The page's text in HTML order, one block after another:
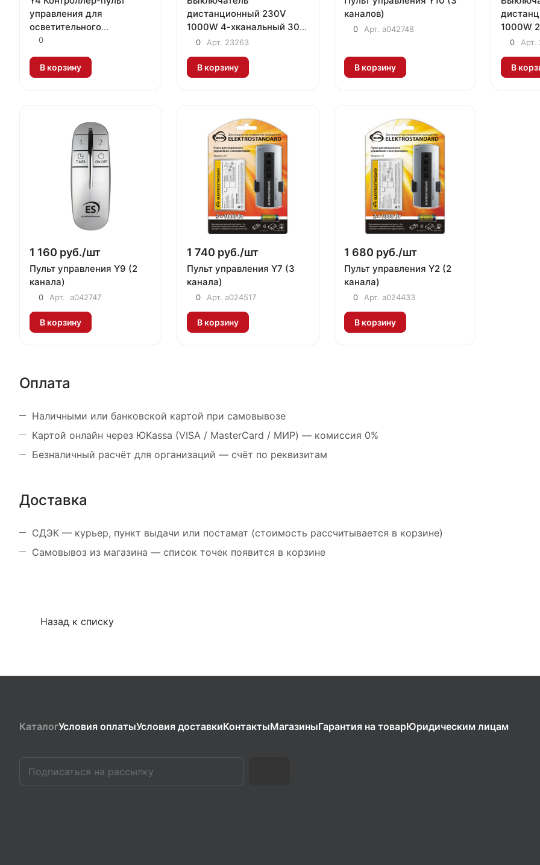
управления для
осветительного
оборудования 4 канала
0
В корзину
дистанционный 230V
1000W 4-хканальный 30м
с пультом управления,
0 Арт. 23263
В корзину
каналов)
0 Арт. a042748
В корзину
1000W
с0 Арт.
В
1 160 руб./шт
Пульт управления Y9 (2
канала)
0 Арт. a042747
В корзину
1 740 руб./шт
Пульт управления Y7 (3
канала)
0 Арт. a024517
В корзину
1 680 руб./шт
Пульт управления Y2 (2
канала)
0 Арт. a024433
В корзину
Оплата
Наличными или банковской картой при самовывозе
Картой онлайн через ЮKassa (VISA / MasterCard / МИР) — комиссия 0%
Безналичный расчёт для организаций — счёт по реквизитам
Доставка
СДЭК — курьер, пункт выдачи или постамат (стоимость рассчитывается в корзине)
Самовывоз из магазина — список точек появится в корзине
Назад к списку
КаталогУсловия оплатыУсловия доставкиКонтактыМагазиныГарантия на товарЮридическим лицам